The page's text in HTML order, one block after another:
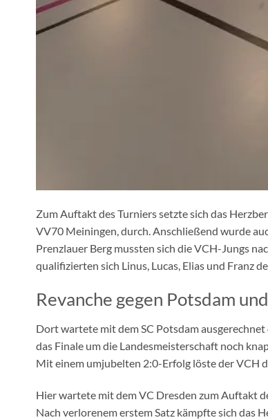
Zum Auftakt des Turniers setzte sich das
VV70 Meiningen, durch. Anschließend wurde
Prenzlauer Berg mussten sich die VCH-Jungs
qualifizierten sich Linus, Lucas, Elias und Franz
Revanche gegen Potsdam
Dort wartete mit dem SC Potsdam
das Finale um die Landesmeisterschaft noch
Mit einem umjubelten 2:0-Erfolg löste der VCH
Hier wartete mit dem VC Dresden zum Auftakt
Nach verlorenem erstem Satz kämpfte sich das